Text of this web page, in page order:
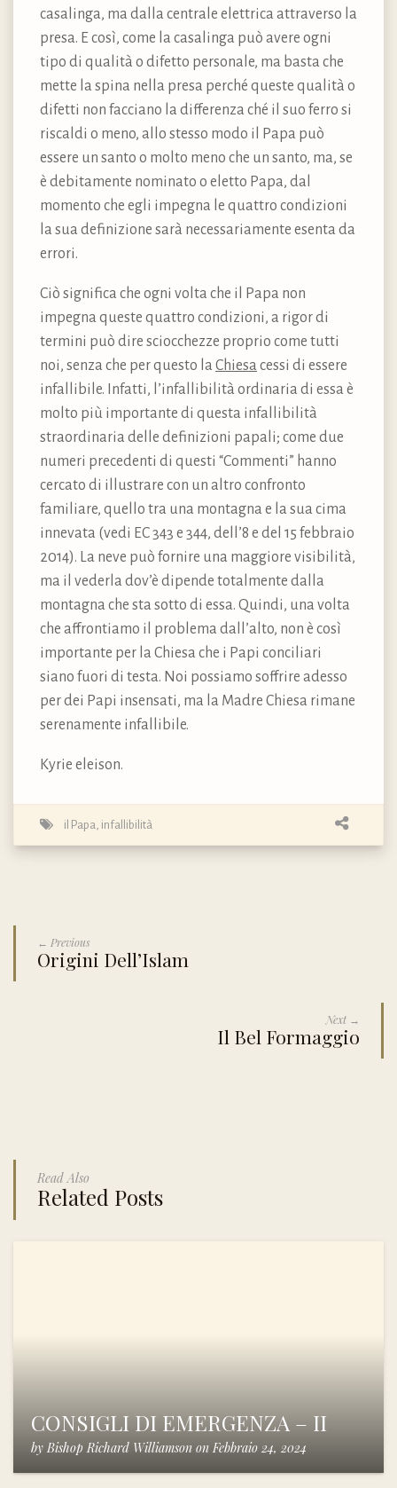
casalinga, ma dalla centrale elettrica attraverso la
presa. E così, come la casalinga può avere ogni
tipo di qualità o difetto personale, ma basta che
mette la spina nella presa perché queste qualità o
difetti non facciano la differenza ché il suo ferro si
riscaldi o meno, allo stesso modo il Papa può
essere un santo o molto meno che un santo, ma, se
è debitamente nominato o eletto Papa, dal
momento che egli impegna le quattro condizioni
la sua definizione sarà necessariamente esenta da
errori.
Ciò significa che ogni volta che il Papa non
impegna queste quattro condizioni, a rigor di
termini può dire sciocchezze proprio come tutti
noi, senza che per questo la Chiesa cessi di essere
infallibile. Infatti, l’infallibilità ordinaria di essa è
molto più importante di questa infallibilità
straordinaria delle definizioni papali; come due
numeri precedenti di questi “Commenti” hanno
cercato di illustrare con un altro confronto
familiare, quello tra una montagna e la sua cima
innevata (vedi EC 343 e 344, dell’8 e del 15 febbraio
2014). La neve può fornire una maggiore visibilità,
ma il vederla dov’è dipende totalmente dalla
montagna che sta sotto di essa. Quindi, una volta
che affrontiamo il problema dall’alto, non è così
importante per la Chiesa che i Papi conciliari
siano fuori di testa. Noi possiamo soffrire adesso
per dei Papi insensati, ma la Madre Chiesa rimane
serenamente infallibile.
Kyrie eleison.
il Papa infallibilità
← Previous
Origini Dell’Islam
Next →
Il Bel Formaggio
Read Also
Related Posts
CONSIGLI DI EMERGENZA – II
by Bishop Richard Williamson on Febbraio 24, 2024